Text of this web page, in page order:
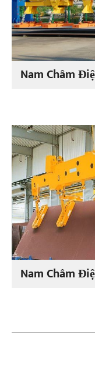
Nam Châm
Nam Châm